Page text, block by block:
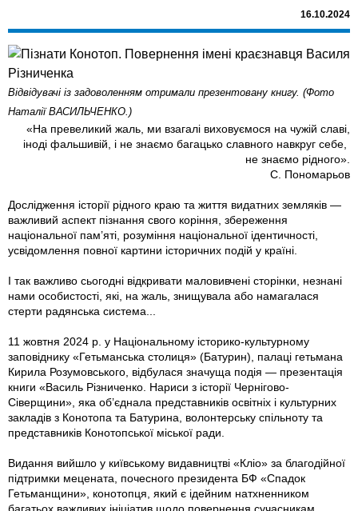
16.10.2024
Відвідувачі із задоволенням отримали презентовану книгу. (Фото
Наталії ВАСИЛЬЧЕНКО.)
«На превеликий жаль, ми взагалі виховуємося на чужій славі,
іноді фальшивій, і не знаємо багацько славного навкруг себе,
не знаємо рідного».
С. Пономарьов
Дослідження історії рідного краю та життя видатних земляків —
важливий аспект пізнання свого коріння, збереження
національної пам’яті, розуміння національної ідентичності,
усвідомлення повної картини історичних подій у країні.
І так важливо сьогодні відкривати маловивчені сторінки, незнані
нами особистості, які, на жаль, знищувала або намагалася
стерти радянська система...
11 жовтня 2024 р. у Національному історико-культурному
заповіднику «Гетьманська столиця» (Батурин), палаці гетьмана
Кирила Розумовського, відбулася значуща подія — презентація
книги «Василь Рiзниченко. Нариси з історії Чернігово-
Сіверщини», яка об’єднала представників освітніх і культурних
закладів з Конотопа та Батурина, волонтерську спільноту та
представників Конотопської міської ради.
Видання вийшло у київському видавництві «Кліо» за благодійної
підтримки мецената, почесного президента БФ «Спадок
Гетьманщини», конотопця, який є ідейним натхненником